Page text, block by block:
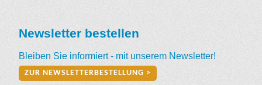
Newsletter bestellen
Bleiben Sie informiert - mit unserem Newsletter!
ZUR NEWSLETTERBESTELLUNG >